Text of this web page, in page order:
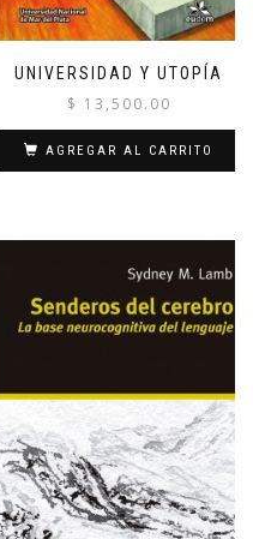
UNIVERSIDAD Y UTOPÍA
$ 13,500.00
AGREGAR AL CARRITO